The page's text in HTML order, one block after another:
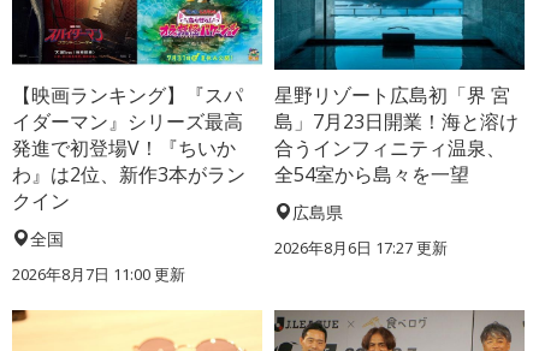
【映画ランキング】『スパ
イダーマン』シリーズ最高
発進で初登場V！『ちいか
わ』は2位、新作3本がラン
クイン
全国
2026年8月7日 11:00更新
星野リゾート広島初「界 宮
島」7月23日開業！海と溶け
合うインフィニティ温泉、
全54室から島々を一望
広島県
2026年8月6日 17:27更新